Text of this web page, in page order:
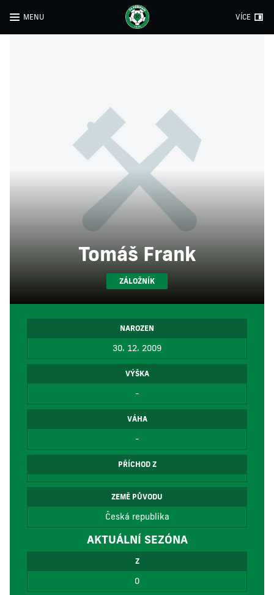
MENU VÍCE
Tomáš Frank
ZÁLOŽNÍK
NAROZEN
30. 12. 2009
VÝŠKA
-
VÁHA
-
PŘÍCHOD Z
ZEMĚ PŮVODU
Česká republika
AKTUÁLNÍ SEZÓNA
Z
0